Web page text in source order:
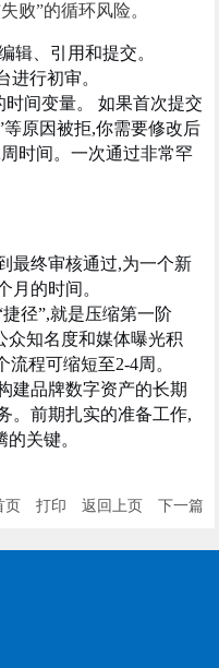
败”的循环风险。
辑、引用和提交。
进行初审。
间变量。 如果首次提交
等原因被拒,你需要修改后
时间。一次通过非常罕
最终审核通过,为一个新
月的时间。
径”,就是压缩第一阶
众知名度和媒体曝光积
流程可缩短至2-4周。
建品牌数字资产的长期
。前期扎实的准备工作,
关键。
页 打印 返回上页 下一篇